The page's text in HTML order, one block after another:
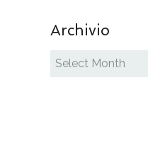
Archivio